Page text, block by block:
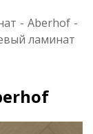
- Aberhof -
ламинат